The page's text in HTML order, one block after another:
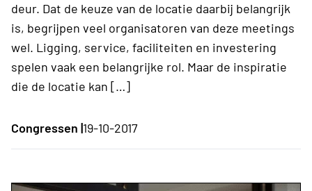
deur. Dat de keuze van de locatie daarbij belangrijk
is, begrijpen veel organisatoren van deze meetings
wel. Ligging, service, faciliteiten en investering
spelen vaak een belangrijke rol. Maar de inspiratie
die de locatie kan […]
Congressen |19-10-2017